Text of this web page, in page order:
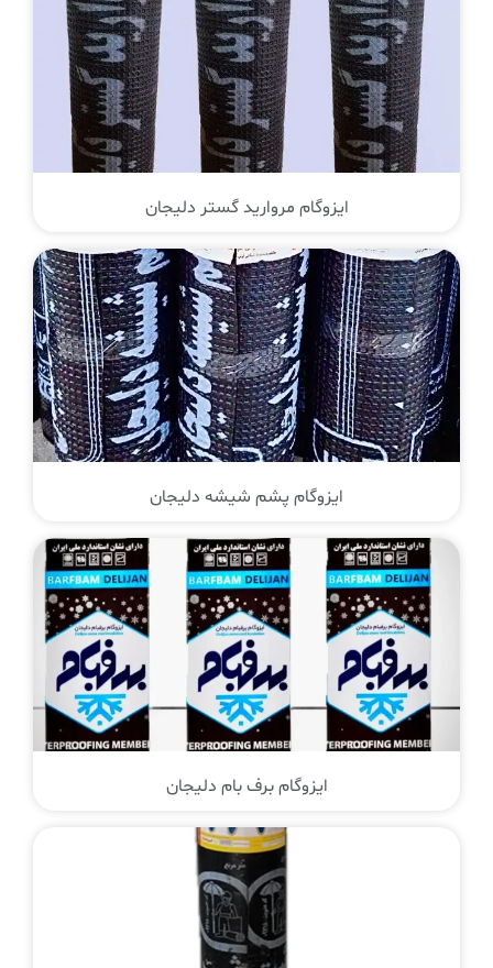
ایزوگام مروارید گستر دلیجان
ایزوگام پشم شیشه دلیجان
ایزوگام برف بام دلیجان